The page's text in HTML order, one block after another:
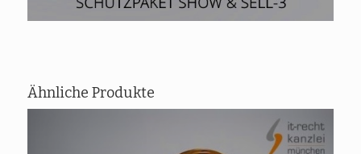
Ähnliche Produkte